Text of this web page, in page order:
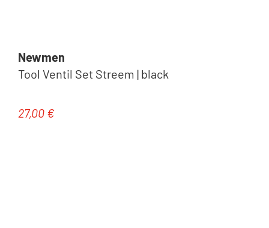
Newmen
Tool Ventil Set Streem | black
Regulärer Preis:
27,00 €